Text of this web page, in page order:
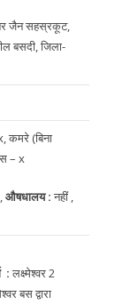
जैन सहस्रकूट,
बसदी, जिला-
कमरे (बिना
– x
औषधालय : नहीं ,
: लक्ष्मेश्वर 2
बस द्वारा